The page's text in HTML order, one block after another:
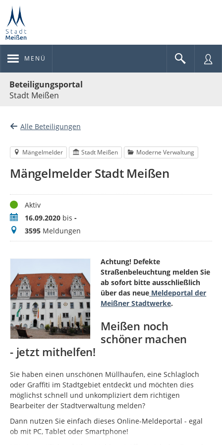
MENÜ
Beteiligungsportal
Stadt Meißen
Alle Beteiligungen
Mängelmelder Stadt Meißen Moderne Verwaltung
Mängelmelder Stadt Meißen
StatusAktiv
Zeitraum16.09.2020 bis -
Meldungen
3595 Meldungen
Achtung! Defekte
Straßenbeleuchtung melden Sie
ab sofort bitte ausschließlich
über das neue Meldeportal der
Meißner Stadtwerke.
Meißen noch
schöner machen
- jetzt mithelfen!
Sie haben einen unschönen Müllhaufen, eine Schlagloch
oder Graffiti im Stadtgebiet entdeckt und möchten dies
möglichst schnell und unkompliziert dem richtigen
Bearbeiter der Stadtverwaltung melden?
Dann nutzen Sie einfach dieses Online-Meldeportal - egal
ob mit PC, Tablet oder Smartphone!